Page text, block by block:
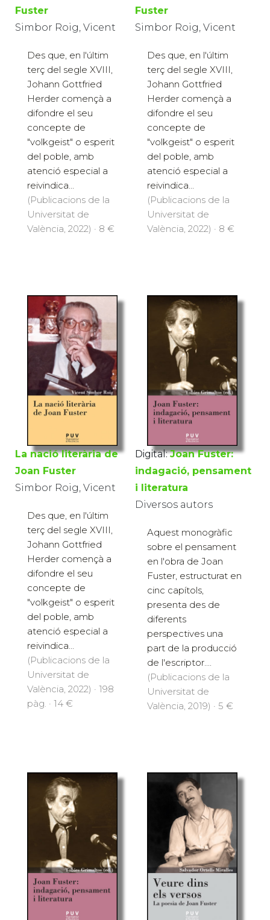
Fuster
Simbor Roig, Vicent
Des que, en l'últim
terç del segle XVIII,
Johann Gottfried
Herder començà a
difondre el seu
concepte de
"volkgeist" o esperit
del poble, amb
atenció especial a
reivindica...
(Publicacions de la
Universitat de
València, 2022) · 8 €
Fuster
Simbor Roig, Vicent
Des que, en l'últim
terç del segle XVIII,
Johann Gottfried
Herder començà a
difondre el seu
concepte de
"volkgeist" o esperit
del poble, amb
atenció especial a
reivindica...
(Publicacions de la
Universitat de
València, 2022) · 8 €
La nació literària de
Joan Fuster
Simbor Roig, Vicent
Des que, en l'últim
terç del segle XVIII,
Johann Gottfried
Herder començà a
difondre el seu
concepte de
"volkgeist" o esperit
del poble, amb
atenció especial a
reivindica...
(Publicacions de la
Universitat de
València, 2022) · 198
pàg. · 14 €
Digital: Joan Fuster:
indagació, pensament
i literatura
Diversos autors
Aquest monogràfic
sobre el pensament
en l'obra de Joan
Fuster, estructurat en
cinc capítols,
presenta des de
diferents
perspectives una
part de la producció
de l'escriptor....
(Publicacions de la
Universitat de
València, 2019) · 5 €